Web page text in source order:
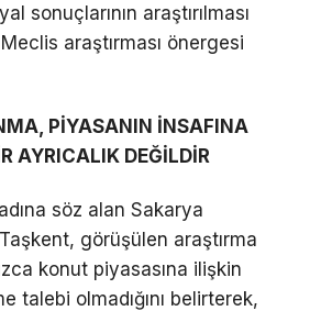
sonuçlarının araştırılması
araştırması önergesi
PİYASANIN İNSAFINA
AYRICALIK DEĞİLDİR
söz alan Sakarya
görüşülen araştırma
konut piyasasına ilişkin
talebi olmadığını belirterek,